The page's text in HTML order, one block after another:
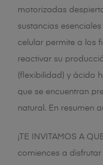
motorizadas
sustancias
celular permite a los
reactivar su
(flexibilidad) y ácido
que se encuentran
natural. En resumen
¡TE INVITAMOS A
comiences a